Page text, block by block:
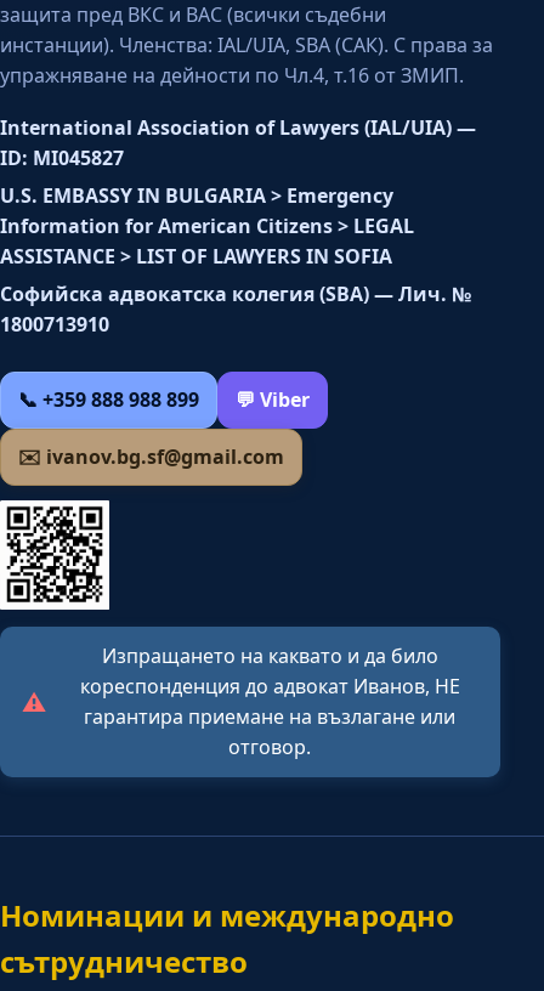
защита пред ВКС и ВАС (всички съдебни
инстанции). Членства: IAL/UIA, SBA (САК). С права за
упражняване на дейности по Чл.4, т.16 от ЗМИП.
International Association of Lawyers (IAL/UIA) —
ID: MI045827
U.S. EMBASSY IN BULGARIA > Emergency
Information for American Citizens > LEGAL
ASSISTANCE > LIST OF LAWYERS IN SOFIA
Софийска адвокатска колегия (SBA) — Лич. №
1800713910
📞 +359 888 988 899 💬 Viber
✉️ ivanov.bg.sf@gmail.com
⚠️
Изпращането на каквато и да било
кореспонденция до адвокат Иванов, НЕ
гарантира приемане на възлагане или
отговор.
Номинации и международно
сътрудничество